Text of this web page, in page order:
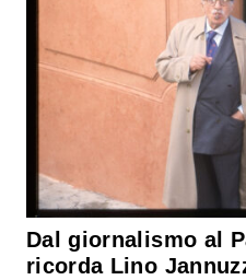
Dal giornalismo al
ricorda Lino